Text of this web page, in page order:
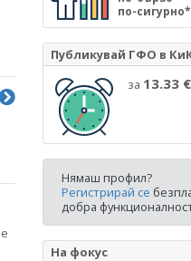
по-сигурно*
Публикувай ГФО в
за 13.33 €
Нямаш профил?
Регистрирай се
добра
На фокус